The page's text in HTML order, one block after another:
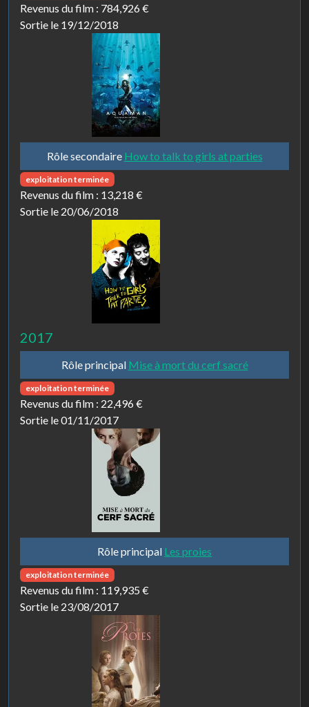
Revenus du film : 784,926 €
Sortie le 19/12/2018
Rôle secondaire How to talk to girls at parties
exploitation terminée
Revenus du film : 13,218 €
Sortie le 20/06/2018
2017
Rôle principal Mise à mort du cerf sacré
exploitation terminée
Revenus du film : 22,496 €
Sortie le 01/11/2017
Rôle principal Les proies
exploitation terminée
Revenus du film : 119,935 €
Sortie le 23/08/2017